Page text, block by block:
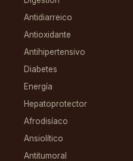
Antidiarreico
Antioxidante
Antihipertensivo
Diabetes
Energía
Hepatoprotector
Afrodisíaco
Ansiolítico
Antitumoral